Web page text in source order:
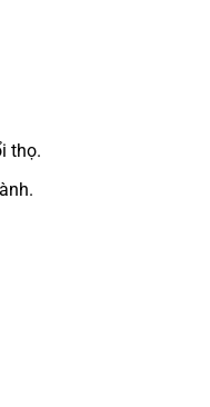
thọ.